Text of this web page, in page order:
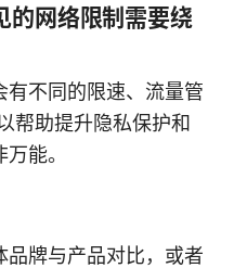
的网络限制需要绕
有不同的限速、流量管
帮助提升隐私保护和
能。
牌与产品对比，或者